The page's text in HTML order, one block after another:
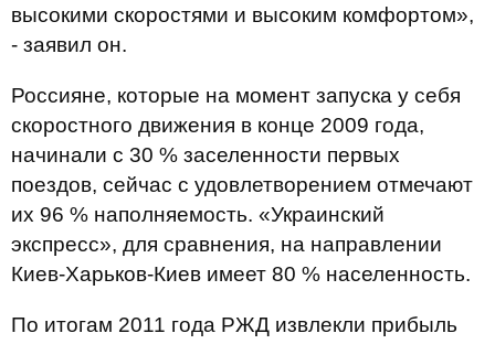
высокими скоростями и высоким комфортом»,
- заявил он.
Россияне, которые на момент запуска у себя
скоростного движения в конце 2009 года,
начинали с 30 % заселенности первых
поездов, сейчас с удовлетворением отмечают
их 96 % наполняемость. «Украинский
экспресс», для сравнения, на направлении
Киев-Харьков-Киев имеет 80 % населенность.
По итогам 2011 года РЖД извлекли прибыль